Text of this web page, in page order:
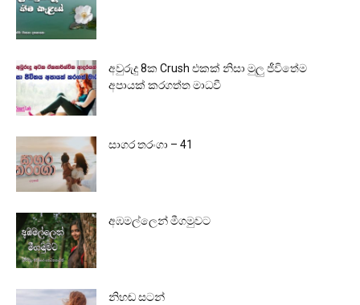
අවුරුදු 8ක Crush එකක් නිසා මුලු ජීවිතේම
අපායක් කරගත්ත මාධවී
සාගර තරංගා – 41
අඹමල්ලෙන් මීගමුවට
නිහඬ සටන්